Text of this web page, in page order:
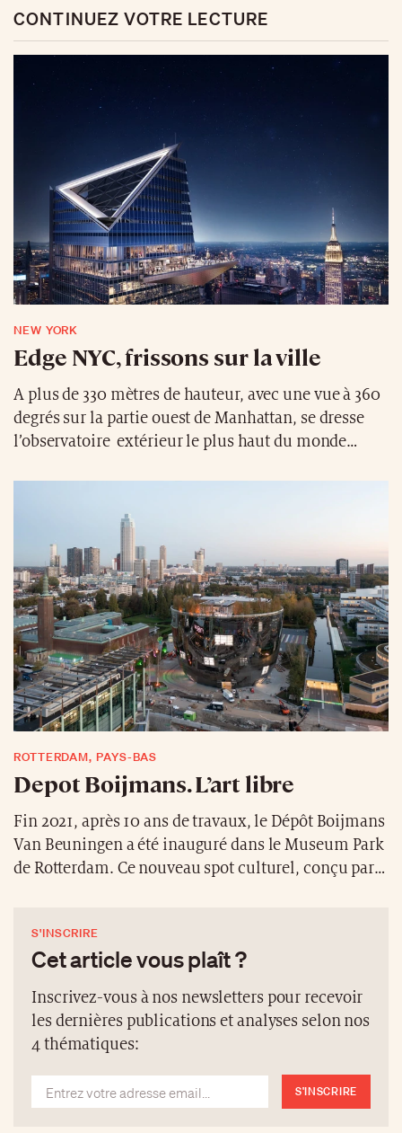
CONTINUEZ VOTRE LECTURE
NEW YORK
Edge NYC, frissons sur la ville
A plus de 330 mètres de hauteur, avec une vue à 360
degrés sur la partie ouest de Manhattan, se dresse
l’observatoire extérieur le plus haut du monde
à vivre une expérience unique, accompagné d’un
son sol en verre et ses parois inclinées
transparentes, Edge risque fort de donner les
frissons à ses visiteurs.
ROTTERDAM, PAYS-BAS
Depot Boijmans. L’art libre
Fin 2021, après 10 ans de travaux, le Dépôt Boijmans
Van Beuningen a été inauguré dans le Museum Park
de Rotterdam. Ce nouveau spot culturel, conçu par
parc. Le lieu représente le premier dépôt d’art au
monde entièrement accessible au public, et sa
Moyen Age à nos jours.
S'INSCRIRE
Cet article vous plaît ?
Inscrivez-vous à nos newsletters pour recevoir
les dernières publications et analyses selon nos
4 thématiques:
S'INSCRIRE